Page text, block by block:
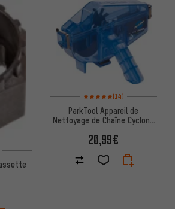
4,5 sur 5 d'après 11 avis
Note moyenne : 5 sur 5 d'après
(14)
ParkTool Appareil de
Nettoyage de Chaîne Cyclone
20,99€